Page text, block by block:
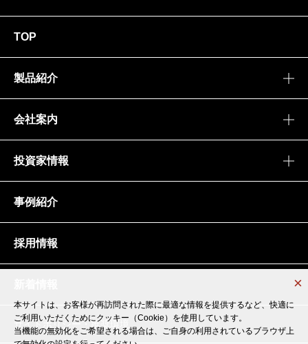
本サイトは、お客様が再訪問された際に最適な情報を提供するなど、快適に
ご利用いただくためにクッキー（Cookie）を使用しています。
当機能の無効化をご希望される場合は、ご自身の利用されているブラウザ上
本サイトは、お客様が再訪問された際に最適な情報を提供するなど、快適に
ご利用いただくためにクッキー（Cookie）を使用しています。
当機能の無効化をご希望される場合は、ご自身の利用されているブラウザ上
TOP
製品紹介
会社案内
投資家情報
事例紹介
採用情報
サイトポリシー・推奨環境